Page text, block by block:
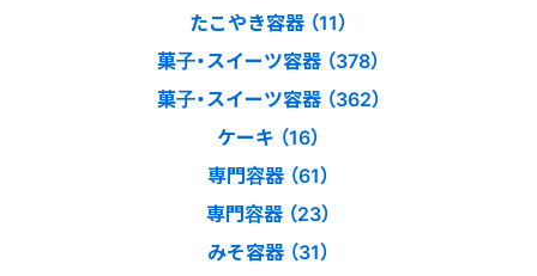
たこやき容器 （11）
菓子・スイーツ容器 （378）
菓子・スイーツ容器 （362）
ケーキ （16）
専門容器 （61）
専門容器 （23）
みそ容器 （31）